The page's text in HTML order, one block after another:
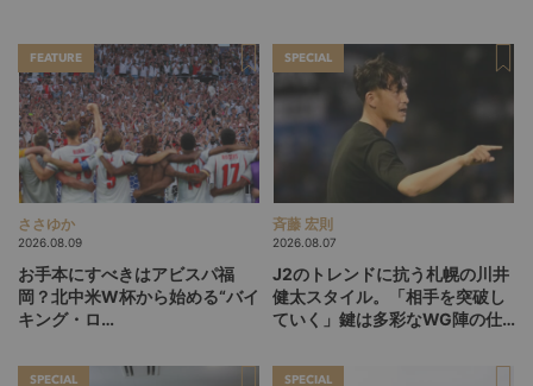
FEATURE
ささゆか
2026.08.09
お手本にすべきはアビスパ福
岡？北中米W杯から始める“バイ
キング・ロ
探す旅
SPECIAL
斉藤 宏則
2026.08.07
J2のトレンドに抗う札幌の川井
健太スタイル。「相手を突破し
ていく」鍵は多彩なWG陣の仕
SPECIAL SPECIAL